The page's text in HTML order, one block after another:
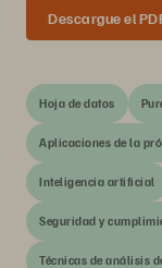
Descargue el
Hoja de datos
Aplicaciones de la
Inteligencia artificial
Seguridad y
Técnicas de análisis